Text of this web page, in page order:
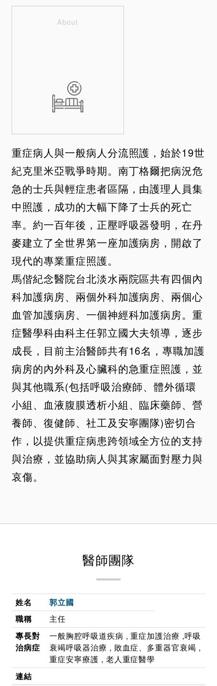
About
重症病人與一般病人分流照護，始於19世
紀克里米亞戰爭時期。南丁格爾把病況危
急的士兵與輕症患者區隔，由護理人員集
中照護，成功的大幅下降了士兵的死亡
率。約一百年後，正壓呼吸器發明，在丹
麥建立了全世界第一座加護病房，開啟了
現代的專業重症照護。
馬偕紀念醫院台北淡水兩院區共有四個內
科加護病房、兩個外科加護病房、兩個心
血管加護病房、一個神經科加護病房。重
症醫學科由科主任郭立國大夫領導，逐步
成長，目前主治醫師共有16名，專職加護
病房的內外科及心臟科的急重症照護，並
與其他職系(包括呼吸治療師、體外循環
小組、血液腹膜透析小組、臨床藥師、營
養師、復健師、社工及安寧團隊)密切合
作，以提供重症病患跨領域全方位的支持
與治療，並協助病人與其家屬面對壓力與
哀傷。
醫師團隊
郭立國
主任
一般胸腔呼吸道疾病 , 重症加護治療 ,呼吸
衰竭呼吸器治療 , 敗血症、多重器官衰竭 ,
重症安寧療護 , 老人重症醫學